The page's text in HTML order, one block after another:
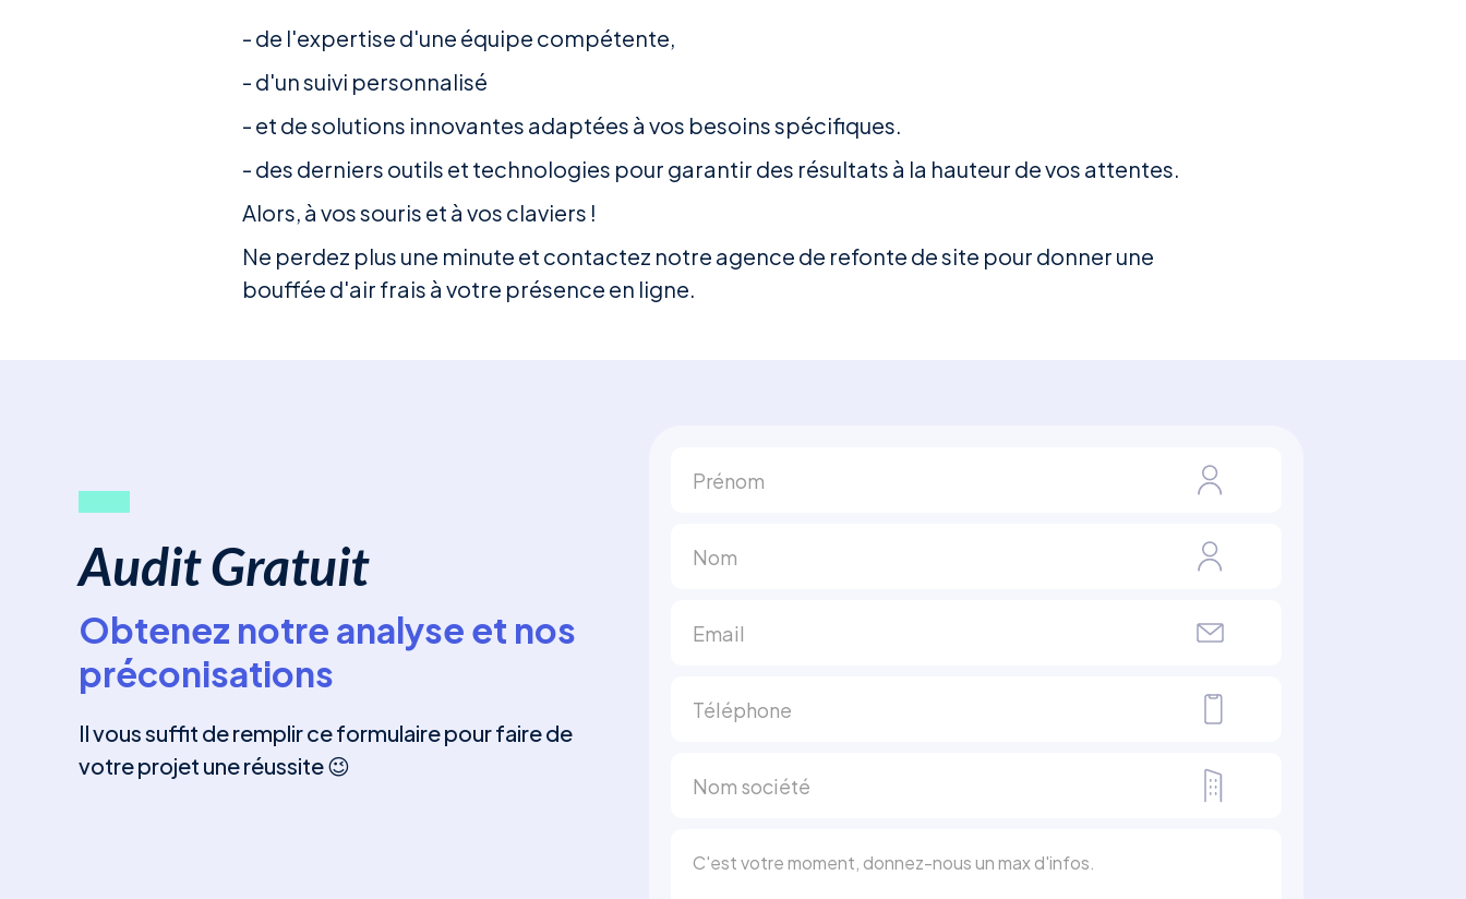
- de l'expertise d'une équipe compétente,
- d'un suivi personnalisé
- et de solutions innovantes adaptées à vos besoins spécifiques.
- des derniers outils et technologies pour garantir des résultats à la hauteur de vos attentes.
Alors, à vos souris et à vos claviers !
Ne perdez plus une minute et contactez notre agence de refonte de site pour donner une
bouffée d'air frais à votre présence en ligne.
Audit Gratuit
Obtenez notre analyse et nos
préconisations
Il vous suffit de remplir ce formulaire pour faire de
votre projet une réussite 😉